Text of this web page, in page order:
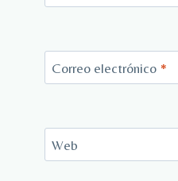
Correo electrónico *
Web